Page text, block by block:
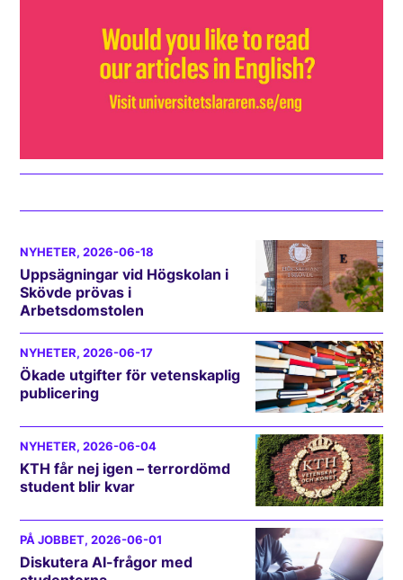
NYHETER, 2026-06-18
Uppsägningar vid Högskolan i
Skövde prövas i
Arbetsdomstolen
NYHETER, 2026-06-17
Ökade utgifter för vetenskaplig
publicering
NYHETER, 2026-06-04
KTH får nej igen – terrordömd
student blir kvar
PÅ JOBBET, 2026-06-01
Diskutera AI-frågor med